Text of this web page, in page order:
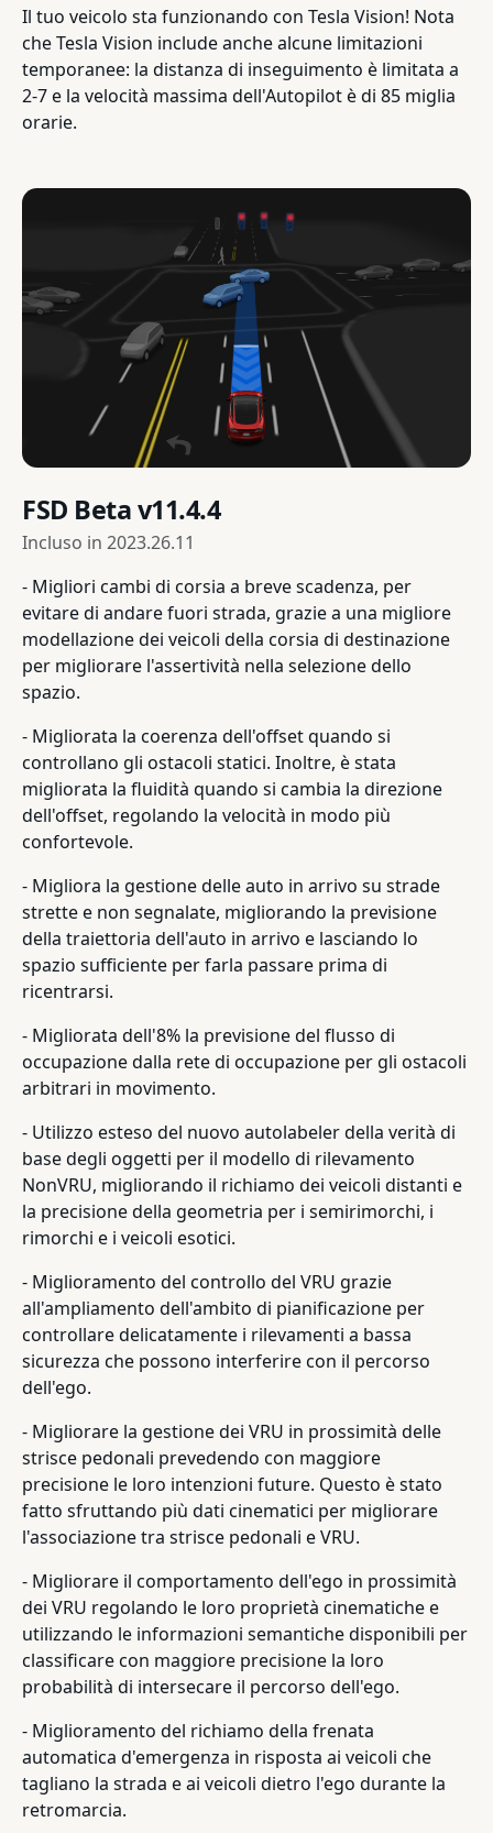
Il tuo veicolo sta funzionando con Tesla Vision! Nota
che Tesla Vision include anche alcune limitazioni
temporanee: la distanza di inseguimento è limitata a
2-7 e la velocità massima dell'Autopilot è di 85 miglia
orarie.
FSD Beta v11.4.4
Incluso in 2023.26.11
- Migliori cambi di corsia a breve scadenza, per
evitare di andare fuori strada, grazie a una migliore
modellazione dei veicoli della corsia di destinazione
per migliorare l'assertività nella selezione dello
spazio.
- Migliorata la coerenza dell'offset quando si
controllano gli ostacoli statici. Inoltre, è stata
migliorata la fluidità quando si cambia la direzione
dell'offset, regolando la velocità in modo più
confortevole.
- Migliora la gestione delle auto in arrivo su strade
strette e non segnalate, migliorando la previsione
della traiettoria dell'auto in arrivo e lasciando lo
spazio sufficiente per farla passare prima di
ricentrarsi.
- Migliorata dell'8% la previsione del flusso di
occupazione dalla rete di occupazione per gli ostacoli
arbitrari in movimento.
- Utilizzo esteso del nuovo autolabeler della verità di
base degli oggetti per il modello di rilevamento
NonVRU, migliorando il richiamo dei veicoli distanti e
la precisione della geometria per i semirimorchi, i
rimorchi e i veicoli esotici.
- Miglioramento del controllo del VRU grazie
all'ampliamento dell'ambito di pianificazione per
controllare delicatamente i rilevamenti a bassa
sicurezza che possono interferire con il percorso
dell'ego.
- Migliorare la gestione dei VRU in prossimità delle
strisce pedonali prevedendo con maggiore
precisione le loro intenzioni future. Questo è stato
fatto sfruttando più dati cinematici per migliorare
l'associazione tra strisce pedonali e VRU.
- Migliorare il comportamento dell'ego in prossimità
dei VRU regolando le loro proprietà cinematiche e
utilizzando le informazioni semantiche disponibili per
classificare con maggiore precisione la loro
probabilità di intersecare il percorso dell'ego.
- Miglioramento del richiamo della frenata
automatica d'emergenza in risposta ai veicoli che
tagliano la strada e ai veicoli dietro l'ego durante la
retromarcia.